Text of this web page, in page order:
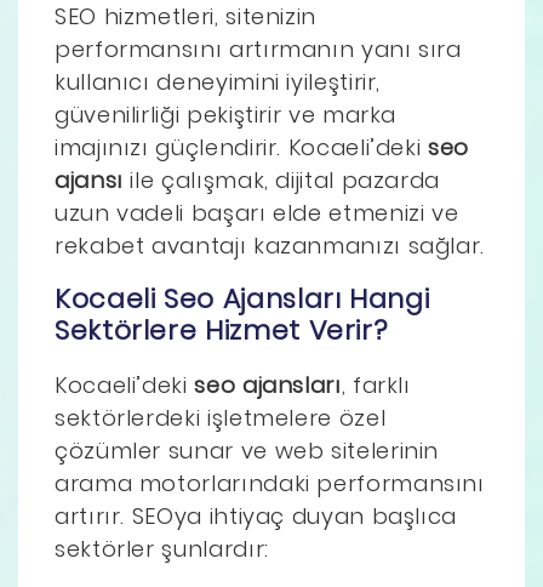
SEO hizmetleri, sitenizin
performansını artırmanın yanı sıra
kullanıcı deneyimini iyileştirir,
güvenilirliği pekiştirir ve marka
imajınızı güçlendirir. Kocaeli’dekiseo
ajansı ile çalışmak, dijital pazarda
uzun vadeli başarı elde etmenizi ve
rekabet avantajı kazanmanızı sağlar.
Kocaeli Seo Ajansları Hangi
Sektörlere Hizmet Verir?
Kocaeli’dekiseo ajansları, farklı
sektörlerdeki işletmelere özel
çözümler sunar ve web sitelerinin
arama motorlarındaki performansını
artırır. SEOya ihtiyaç duyan başlıca
sektörler şunlardır: